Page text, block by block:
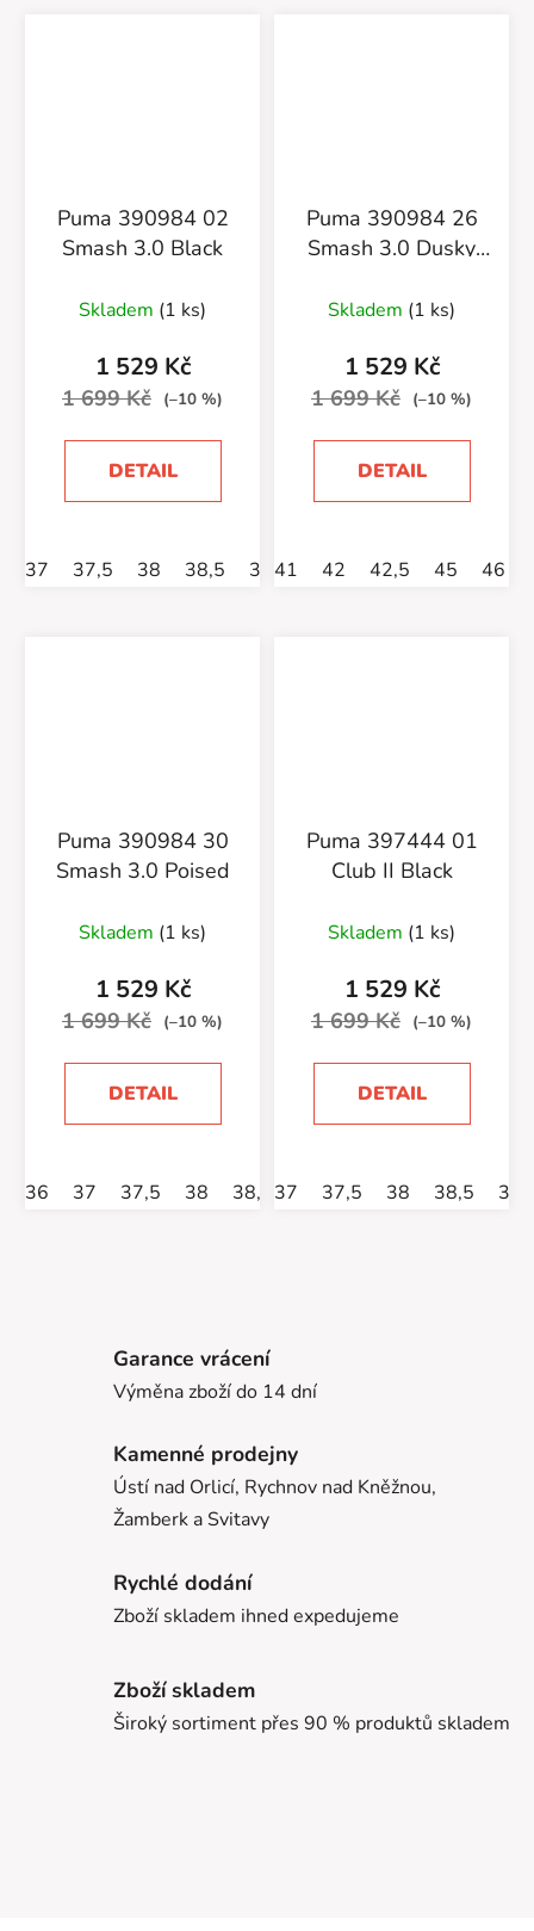
Puma 390984 02
Smash 3.0 Black
Skladem (1 ks)
1 529 Kč
1 699 Kč (–10 %)
DETAIL
37 37,5 38 38,5 39 40,5
Puma 390984 26
Smash 3.0 Dusky
Skladem (1 ks)
1 529 Kč
1 699 Kč (–10 %)
DETAIL
41 42 42,5 45 46
Puma 390984 30
Smash 3.0 Poised
Skladem (1 ks)
1 529 Kč
1 699 Kč (–10 %)
DETAIL
36 37 37,5 38 38,5 40 40,5
Puma 397444 01
Club II Black
Skladem (1 ks)
1 529 Kč
1 699 Kč (–10 %)
DETAIL
37 37,5 38 38,5 39
Garance vrácení
Výměna zboží do 14 dní
Kamenné prodejny
Ústí nad Orlicí, Rychnov nad Kněžnou,
Žamberk a Svitavy
Rychlé dodání
Zboží skladem ihned expedujeme
Zboží skladem
Široký sortiment přes 90 % produktů skladem